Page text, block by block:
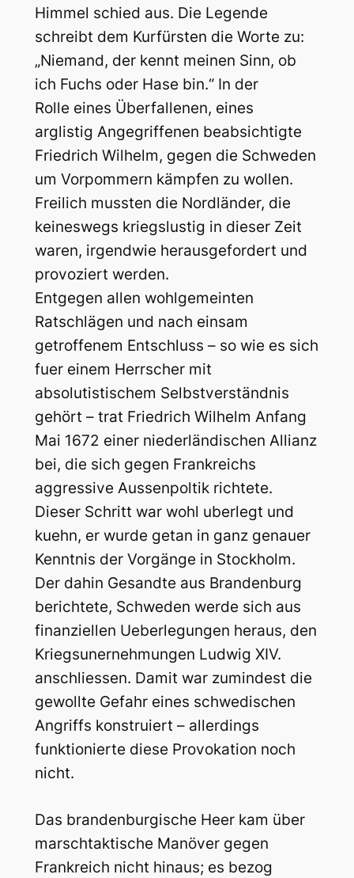
Himmel schied aus. Die Legende
schreibt dem Kurfürsten die Worte zu:
„Niemand, der kennt meinen Sinn, ob
ich Fuchs oder Hase bin.“ In der
Rolle eines Überfallenen, eines
arglistig Angegriffenen beabsichtigte
Friedrich Wilhelm, gegen die Schweden
um Vorpommern kämpfen zu wollen.
Freilich mussten die Nordländer, die
keineswegs kriegslustig in dieser Zeit
waren, irgendwie herausgefordert und
provoziert werden.
Entgegen allen wohlgemeinten
Ratschlägen und nach einsam
getroffenem Entschluss – so wie es sich
fuer einem Herrscher mit
absolutistischem Selbstverständnis
gehört – trat Friedrich Wilhelm Anfang
Mai 1672 einer niederländischen Allianz
bei, die sich gegen Frankreichs
aggressive Aussenpoltik richtete.
Dieser Schritt war wohl uberlegt und
kuehn, er wurde getan in ganz genauer
Kenntnis der Vorgänge in Stockholm.
Der dahin Gesandte aus Brandenburg
berichtete, Schweden werde sich aus
finanziellen Ueberlegungen heraus, den
Kriegsunernehmungen Ludwig XIV.
anschliessen. Damit war zumindest die
gewollte Gefahr eines schwedischen
Angriffs konstruiert – allerdings
funktionierte diese Provokation noch
nicht.
Das brandenburgische Heer kam über
marschtaktische Manöver gegen
Frankreich nicht hinaus; es bezog